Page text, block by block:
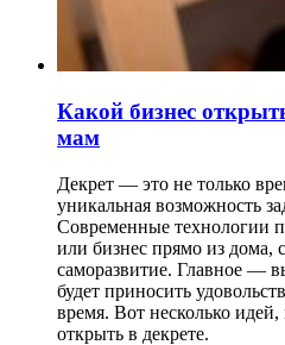
Какой бизнес
мам
Декрет — это не только
уникальная возможность
Современные технологии
или бизнес прямо из дома,
саморазвитие. Главное —
будет приносить
время. Вот несколько
открыть в декрете.